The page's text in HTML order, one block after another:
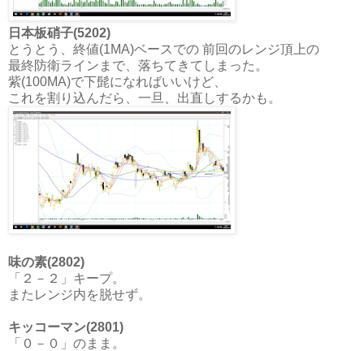
日本板硝子(5202)
とうとう、終値(1MA)ベースでの 前回のレンジ頂上の
最終防衛ラインまで、落ちてきてしまった。
紫(100MA)で下髭になればいいけど、
これを割り込んだら、一旦、出直しするかも。
味の素(2802)
「２－２」キープ。
またレンジ内を脱せず。
キッコーマン(2801)
「０－０」のまま。